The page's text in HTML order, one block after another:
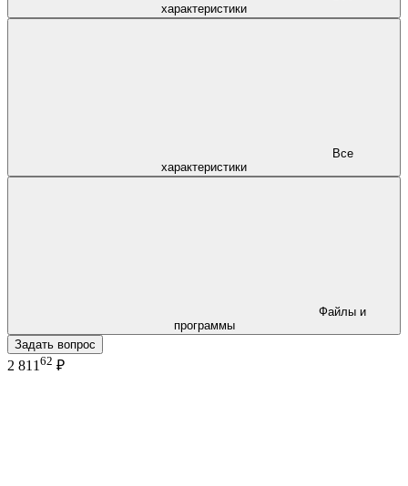
характеристики
характеристики
программы
Задать вопрос
2 811 62 ₽